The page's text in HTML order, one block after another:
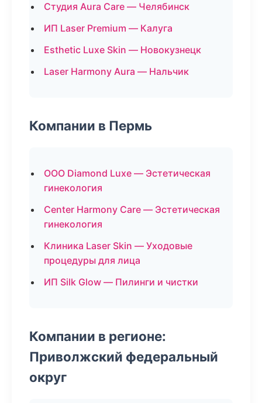
Студия Aura Care — Челябинск
ИП Laser Premium — Калуга
Esthetic Luxe Skin — Новокузнецк
Laser Harmony Aura — Нальчик
Компании в Пермь
ООО Diamond Luxe — Эстетическая
гинекология
Center Harmony Care — Эстетическая
гинекология
Клиника Laser Skin — Уходовые
процедуры для лица
ИП Silk Glow — Пилинги и чистки
Компании в регионе:
Приволжский федеральный
округ